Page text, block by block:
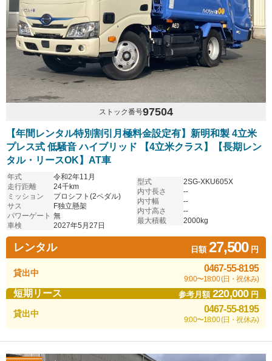
ストック番号97504
【年間レンタル特別割引月極料金設定有】新明和製 4立米
プレス式 低騒音 ハイブリッド 【4立米クラス】【長期レン
タル・リースOK】AT車
年式
令和2年11月
走行距離
24千km
ミッション
プロシフト(2ペダル)
サス
F独立懸架
パワーゲート 無
車検
2027年5月27日
型式
2SG-XKU605X
内寸長さ
--
内寸幅
--
内寸高さ
--
最大積載
2000kg
レンタル 日額27,500円
貸出中 0467-55-8195
9:00〜18:00 (日・祝休み)
短期リース 参考月額220,000円
貸出中 0467-55-8195
9:00〜18:00 (日・祝休み)